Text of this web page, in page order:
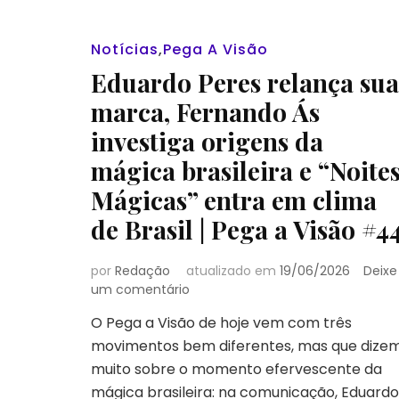
Notícias,Pega A Visão
Eduardo Peres relança sua
marca, Fernando Ás
investiga origens da
mágica brasileira e
Mágicas” entra em clima
de Brasil | Pega a Visão
por Redação atualizado em 19/06/2026
Deixe
um comentário
Peres
relança
sua
O Pega a Visão de hoje vem com três
movimentos bem diferentes, mas que
muito sobre o momento efervescente da
mágica brasileira: na comunicação, Eduardo